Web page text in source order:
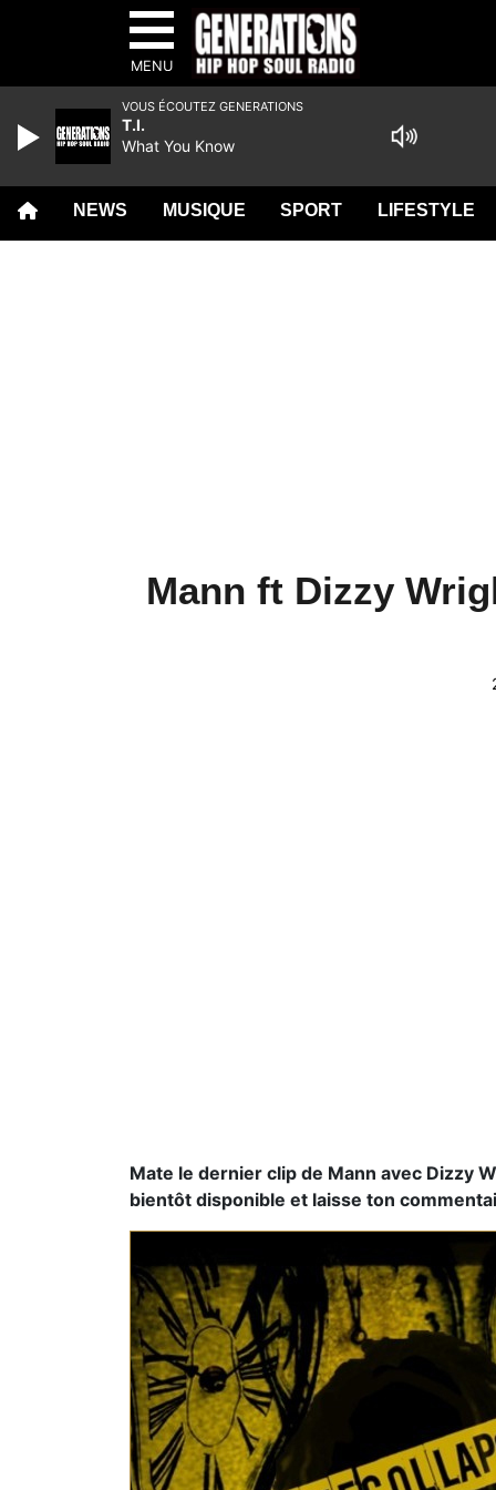
MENU
NEWS MUSIQUE SPORT LIFESTYLE
Mann ft Dizzy
Mate le dernier clip de Mann avec Dizzy
bientôt disponible et laisse ton
VOUS ÉCOUTEZ GENERATIONS
T.I.
What You Know